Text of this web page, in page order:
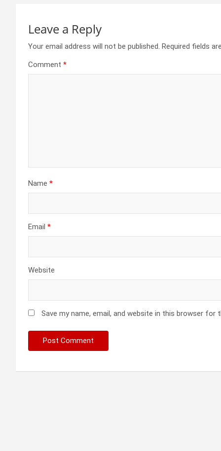
Leave a Reply
Your email address will not be published. Required fields
Comment *
Name *
Email *
Website
Save my name, email, and website in this browser for